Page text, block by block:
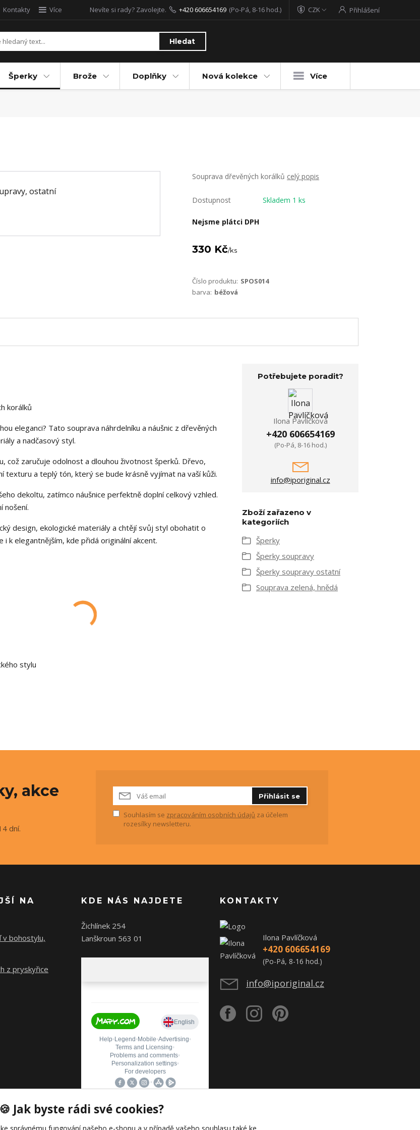
Kontakty Více CZK Přihlášení
Hledat
Nevíte si rady? Zavolejte. +420 606654169 (Po-Pá, 8-16 hod.)
Šperky Brože Doplňky Nová kolekce Více
Souprava dřevěných korálků celý popis
Dostupnost Skladem 1 ks
Nejsme plátci DPH
330 Kč/ks
Číslo produktu: SPOS014
barva: béžová
korálků
eleganci? Tato souprava náhrdelníku a náušnic z dřevěných
a nadčasový styl.
což zaručuje odolnost a dlouhou životnost šperků. Dřevo,
texturu a teplý tón, který se bude krásně vyjímat na vaší kůži.
dekoltu, zatímco náušnice perfektně doplní celkový vzhled.
nošení.
design, ekologické materiály a chtějí svůj styl obohatit o
k elegantnějším, kde přidá originální akcent.
stylu
Potřebujete poradit?
Ilona Pavlíčková
+420 606654169
(Po-Pá, 8-16 hod.)
info@iporiginal.cz
Zboží zařazeno v
kategoriích
Šperky
Šperky soupravy
Šperky soupravy ostatní
Souprava zelená, hnědá
akce
dní.
Přihlásit se
Souhlasím se zpracováním osobních údajů za účelem
rozesílky newsletteru.
NA
v bohostylu,
z pryskyřice
KDE NÁS NAJDETE
Žichlínek 254
Lanškroun 563 01
KONTAKTY
Ilona Pavlíčková
+420 606654169
(Po-Pá, 8-16 hod.)
info@iporiginal.cz
🍪 Jak byste rádi své cookies?